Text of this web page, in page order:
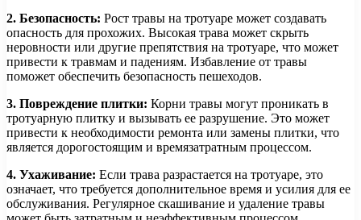
2. Безопасность: Рост травы на тротуаре может создавать
опасность для прохожих. Высокая трава может скрыть
неровности или другие препятствия на тротуаре, что может
привести к травмам и падениям. Избавление от травы
поможет обеспечить безопасность пешеходов.
3. Повреждение плитки: Корни травы могут проникать в
тротуарную плитку и вызывать ее разрушение. Это может
привести к необходимости ремонта или замены плитки, что
является дорогостоящим и времязатратным процессом.
4. Ухаживание: Если трава разрастается на тротуаре, это
означает, что требуется дополнительное время и усилия для ее
обслуживания. Регулярное скашивание и удаление травы